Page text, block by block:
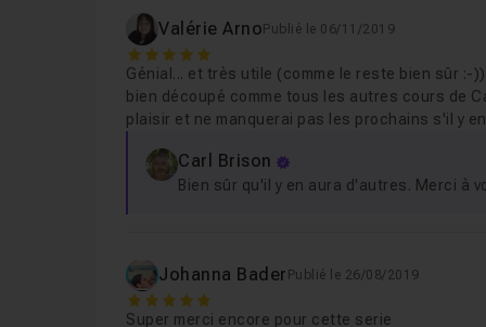
Valérie Arno Publié le 06/11/2019
5
Génial... et très utile (comme le reste bien sûr :-
bien découpé comme tous les autres cours de
plaisir et ne manquerai pas les prochains s'il y
Carl Brison
Bien sûr qu'il y en aura d'autres. Merci à
Johanna Bader Publié le 26/08/2019
5
Super merci encore pour cette serie